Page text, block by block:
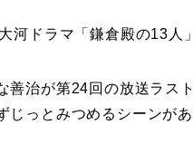
河ドラマ「鎌倉殿の13人
善治が第24回の放送ラス
じっとみつめるシーンがあ